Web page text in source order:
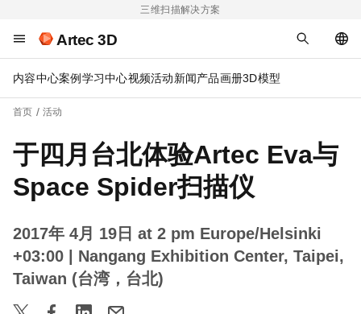
三维扫描解决方案
Artec 3D
内容中心案例 学习中心视频活动新闻产品画册3D模型
首页 活动
于四月台北体验Artec Eva与
Space Spider扫描仪
2017年 4月 19日 at 2 pm Europe/Helsinki
+03:00
| Nangang Exhibition Center, Taipei,
Taiwan (台湾，台北)